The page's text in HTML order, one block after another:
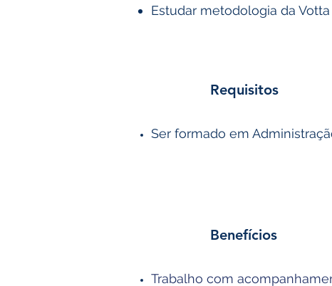
Estudar metodologia da
Requisitos
Ser formado em
Benefícios
Trabalho com